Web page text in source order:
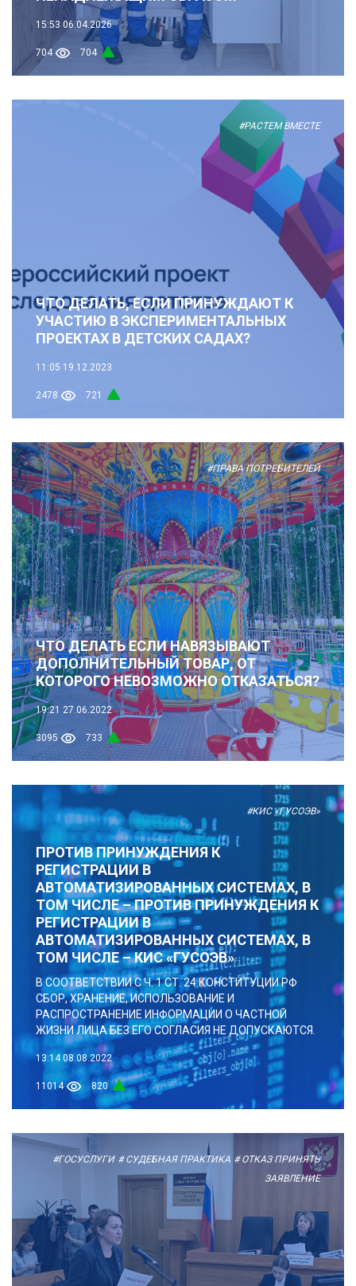
15:53 06.04.2026
704 704
#РАСТЕМ ВМЕСТЕ
ЧТО ДЕЛАТЬ, ЕСЛИ ПРИНУЖДАЮТ К
УЧАСТИЮ В ЭКСПЕРИМЕНТАЛЬНЫХ
ПРОЕКТАХ В ДЕТСКИХ САДАХ?
11:05 19.12.2023
2478 721
#ПРАВА ПОТРЕБИТЕЛЕЙ
ЧТО ДЕЛАТЬ ЕСЛИ НАВЯЗЫВАЮТ
ДОПОЛНИТЕЛЬНЫЙ ТОВАР, ОТ
КОТОРОГО НЕВОЗМОЖНО ОТКАЗАТЬСЯ?
19:21 27.06.2022
3095 733
#КИС «ГУСОЭВ»
ПРОТИВ ПРИНУЖДЕНИЯ К
РЕГИСТРАЦИИ В
АВТОМАТИЗИРОВАННЫХ СИСТЕМАХ, В
ТОМ ЧИСЛЕ – ПРОТИВ ПРИНУЖДЕНИЯ К
РЕГИСТРАЦИИ В
АВТОМАТИЗИРОВАННЫХ СИСТЕМАХ, В
ТОМ ЧИСЛЕ – КИС «ГУСОЭВ»
В СООТВЕТСТВИИ С Ч. 1 СТ. 24 КОНСТИТУЦИИ РФ
СБОР, ХРАНЕНИЕ, ИСПОЛЬЗОВАНИЕ И
РАСПРОСТРАНЕНИЕ ИНФОРМАЦИИ О ЧАСТНОЙ
ЖИЗНИ ЛИЦА БЕЗ ЕГО СОГЛАСИЯ НЕ ДОПУСКАЮТСЯ.
13:14 08.08.2022
11014 820
#ГОСУСЛУГИ # СУДЕБНАЯ ПРАКТИКА # ОТКАЗ ПРИНЯТЬ
ЗАЯВЛЕНИЕ